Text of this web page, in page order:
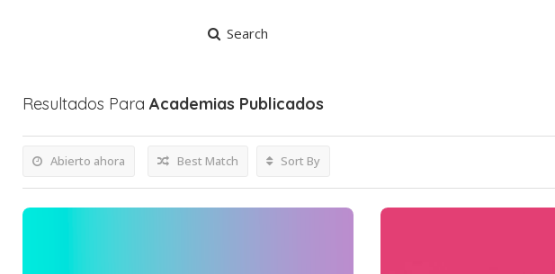
Search
Resultados Para Academias Publicados
Abierto ahora Best Match Sort By